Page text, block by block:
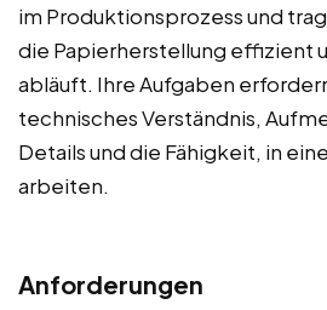
im Produktionsprozess und
die Papierherstellung effizient
abläuft. Ihre Aufgaben
technisches Verständnis,
Details und die Fähigkeit, in
arbeiten.
Anforderungen